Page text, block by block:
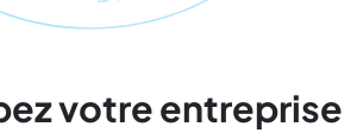
votre entreprise